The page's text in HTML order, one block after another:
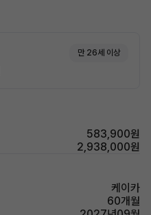
만 26세 이상
583,900원
2,938,000원
케이카
60개월